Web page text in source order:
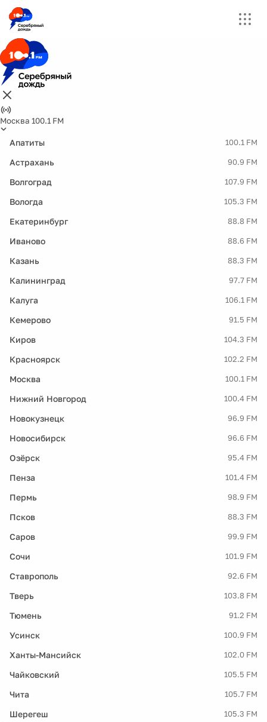
Москва 100.1 FM
Апатиты 100.1 FM
Астрахань 90.9 FM
Волгоград 107.9 FM
Вологда 105.3 FM
Екатеринбург 88.8 FM
Иваново 88.6 FM
Казань 88.3 FM
Калининград 97.7 FM
Калуга 106.1 FM
Кемерово 91.5 FM
Киров 104.3 FM
Красноярск 102.2 FM
Москва 100.1 FM
Нижний Новгород 100.4 FM
Новокузнецк 96.9 FM
Новосибирск 96.6 FM
Озёрск 95.4 FM
Пенза 101.4 FM
Пермь 98.9 FM
Псков 88.3 FM
Саров 99.9 FM
Сочи 101.9 FM
Ставрополь 92.6 FM
Тверь 103.8 FM
Тюмень 91.2 FM
Усинск 100.9 FM
Ханты-Мансийск 102.0 FM
Чайковский 105.5 FM
Чита 105.7 FM
Шерегеш 105.3 FM